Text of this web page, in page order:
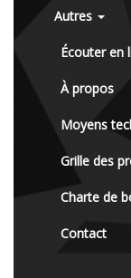
Autres
Écouter en
À propos
Moyens
Grille des
Charte de
Contact